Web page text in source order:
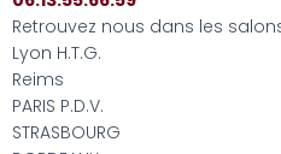
Retrouvez nous dans les
Lyon H.T.G.
Reims
PARIS P.D.V.
STRASBOURG